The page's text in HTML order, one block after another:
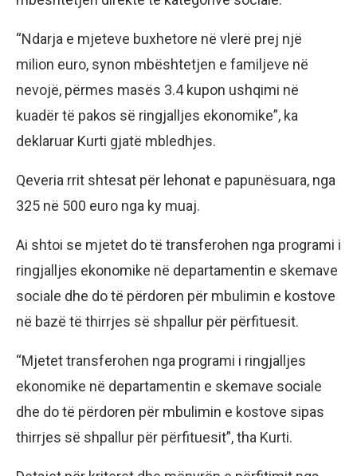
“Ndarja e mjeteve buxhetore në vlerë prej një
milion euro, synon mbështetjen e familjeve në
nevojë, përmes masës 3.4 kupon ushqimi në
kuadër të pakos së ringjalljes ekonomike”, ka
deklaruar Kurti gjatë mbledhjes.
Qeveria rrit shtesat për lehonat e papunësuara, nga
325 në 500 euro nga ky muaj.
Ai shtoi se mjetet do të transferohen nga programi i
ringjalljes ekonomike në departamentin e skemave
sociale dhe do të përdoren për mbulimin e kostove
në bazë të thirrjes së shpallur për përfituesit.
“Mjetet transferohen nga programi i ringjalljes
ekonomike në departamentin e skemave sociale
dhe do të përdoren për mbulimin e kostove sipas
thirrjes së shpallur për përfituesit”, tha Kurti.